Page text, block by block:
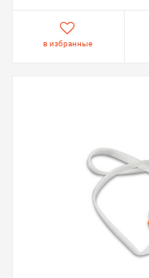
в избранные